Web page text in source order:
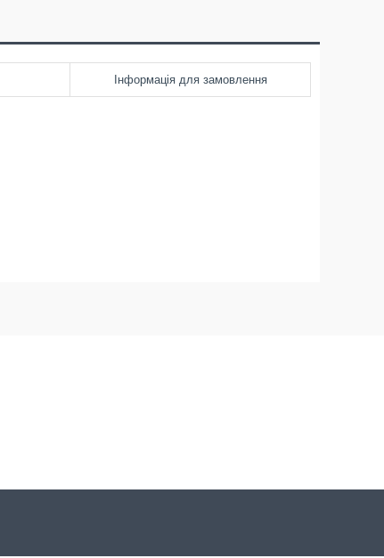
Інформація для замовлення